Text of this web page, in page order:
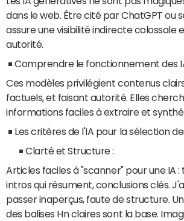
dans le web. Être cité par ChatGPT ou
assure une visibilité indirecte colossale
autorité.
Comprendre le fonctionnement des
Ces modèles privilégient contenus
factuels, et faisant autorité. Elles
informations faciles à extraire et
Les critères de l'IA pour la sélection
Clarté et Structure :
Articles faciles à "scanner" pour une IA :
intros qui résument, conclusions clés.
passer inaperçus, faute de structure.
des balises Hn claires sont la base.